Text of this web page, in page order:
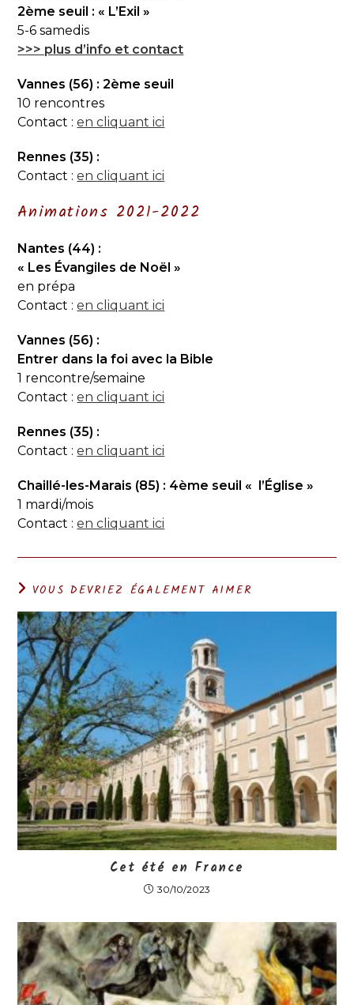
2ème seuil : « L’Exil »
5-6 samedis
>>> plus d’info et contact
Vannes (56) : 2ème seuil
10 rencontres
Contact :en cliquant ici
Rennes (35) :
Contact :en cliquant ici
Animations 2021-2022
Nantes (44) :
« Les Évangiles de Noël »
en prépa
Contact :en cliquant ici
Vannes (56) :
Entrer dans la foi avec la Bible
1 rencontre/semaine
Contact :en cliquant ici
Rennes (35) :
Contact :en cliquant ici
Chaillé-les-Marais (85) : 4ème seuil « l’Église »
1 mardi/mois
Contact :en cliquant ici
VOUS DEVRIEZ ÉGALEMENT AIMER
Cet été en France
30/10/2023